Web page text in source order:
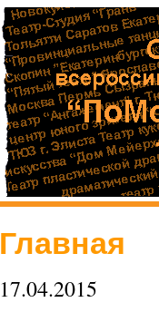
Главная
17.04.2015